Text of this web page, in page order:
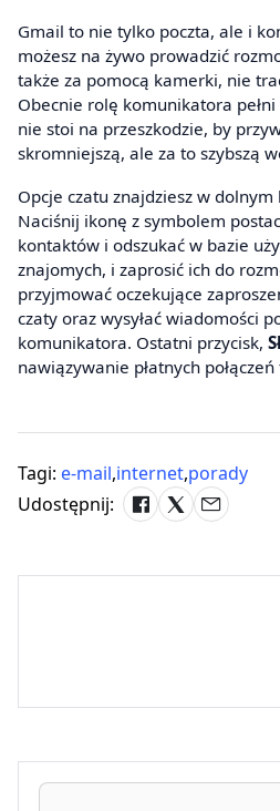
Gmail to nie tylko poczta, ale i
możesz na żywo prowadzić
także za pomocą kamerki, nie
Obecnie rolę komunikatora
nie stoi na przeszkodzie, by
skromniejszą, ale za to szybszą
Opcje czatu znajdziesz w
Naciśnij ikonę z symbolem
kontaktów i odszukać w bazie
znajomych, i zaprosić ich do
przyjmować oczekujące
czaty oraz wysyłać wiadomości
komunikatora. Ostatni przycisk,
nawiązywanie płatnych
Tagi: e-mail,internet,porady
Udostępnij: